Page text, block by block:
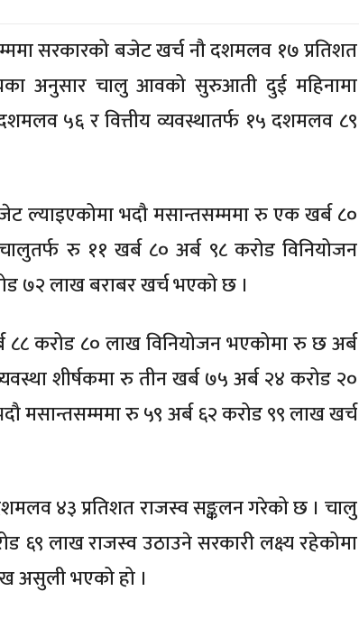
सरकारको बजेट खर्च नौ दशमलव १७ प्रतिशत
अनुसार चालु आवको सुरुआती दुई महिनामा
५६ र वित्तीय व्यवस्थातर्फ १५ दशमलव ८९
ल्याइएकोमा भदौ मसान्तसम्ममा रु एक खर्ब ८०
रु ११ खर्ब ८० अर्ब ९८ करोड विनियोजन
७२ लाख बराबर खर्च भएको छ ।
८८ करोड ८० लाख विनियोजन भएकोमा रु छ अर्ब
शीर्षकमा रु तीन खर्ब ७५ अर्ब २४ करोड २०
मसान्तसम्ममा रु ५९ अर्ब ६२ करोड ९९ लाख खर्च
४३ प्रतिशत राजस्व सङ्कलन गरेको छ । चालु
लाख राजस्व उठाउने सरकारी लक्ष्य रहेकोमा
असुली भएको हो ।